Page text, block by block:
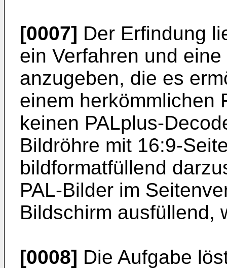
[0007] Der Erfindung
ein Verfahren und
anzugeben, die es
einem herkömmlichen
keinen PALplus-
Bildröhre mit 16:9-
bildformatfüllend
PAL-Bilder im
Bildschirm ausfüllend,
[0008] Die Aufgabe